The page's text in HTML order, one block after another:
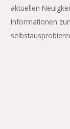
aktuellen
Informationen